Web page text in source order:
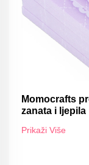
Momocrafts
zanata i ljepila
Prikaži Više